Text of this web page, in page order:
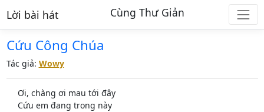
Lời bài hát Cùng Thư Giản
Cứu Công Chúa
Tác giả: Wowy
Ơi, chàng ơi mau tới đây
Cứu em đang trong này